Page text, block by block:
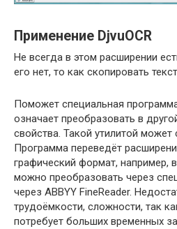
Применение DjvuOCR
Не всегда в этом расширении
его нет, то как скопировать
Поможет специальная
означает преобразовать в
свойства. Такой утилитой может
Программа переведёт
графический формат, например,
можно преобразовать через
через ABBYY FineReader.
трудоёмкости, сложности, так
потребует больших временных